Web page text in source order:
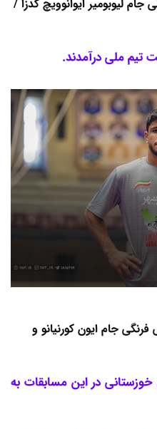
جام ایون کورنیانو و
در این مسابقات به